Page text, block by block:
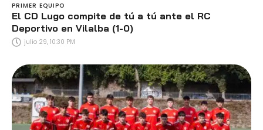
PRIMER EQUIPO
El CD Lugo compite de tú a tú ante el RC
Deportivo en Vilalba (1-0)
julio 29, 10:30 PM